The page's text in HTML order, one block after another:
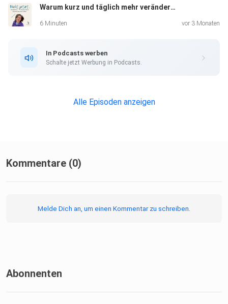
Buddhismus
Diese Folge ist eine Positionierungsfolge.
Hol dir den Newsletter von BuddhasPfad.
Warum kurz und täglich mehr verändert als lang und selten
6 Minuten vor 3 Monaten
In Podcasts werben
Schalte jetzt Werbung in Podcasts.
Alle Episoden anzeigen
Kommentare (0)
Melde Dich an, um einen Kommentar zu schreiben.
Abonnenten